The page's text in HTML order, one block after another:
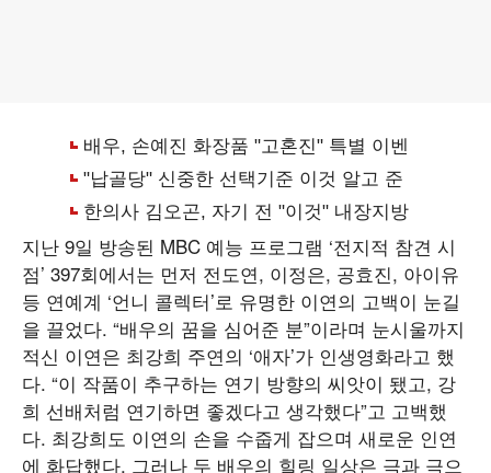
지난 9일 방송된 MBC 예능 프로그램 ‘전지적 참견 시
점’ 397회에서는 먼저 전도연, 이정은, 공효진, 아이유
등 연예계 ‘언니 콜렉터’로 유명한 이연의 고백이 눈길
을 끌었다. “배우의 꿈을 심어준 분”이라며 눈시울까지
적신 이연은 최강희 주연의 ‘애자’가 인생영화라고 했
다. “이 작품이 추구하는 연기 방향의 씨앗이 됐고, 강
희 선배처럼 연기하면 좋겠다고 생각했다”고 고백했
다. 최강희도 이연의 손을 수줍게 잡으며 새로운 인연
에 화답했다. 그러나 두 배우의 힐링 일상은 극과 극으